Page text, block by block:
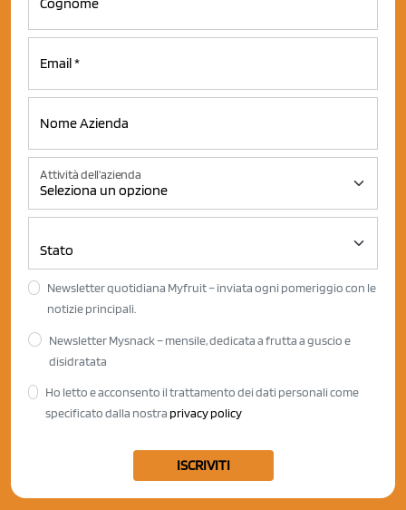
Attività dell'azienda
Newsletter quotidiana Myfruit – inviata ogni pomeriggio con le
notizie principali.
Newsletter Mysnack – mensile, dedicata a frutta a guscio e
disidratata
Ho letto e acconsento il trattamento dei dati personali come
specificato dalla nostra privacy policy
ISCRIVITI